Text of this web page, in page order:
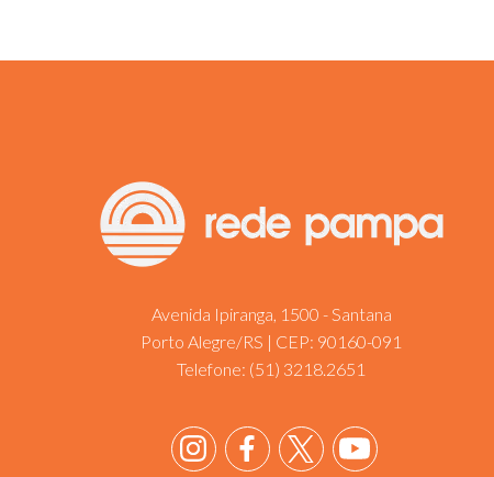
Avenida Ipiranga, 1500 - Santana
Porto Alegre/RS | CEP: 90160-091
Telefone: (51) 3218.2651